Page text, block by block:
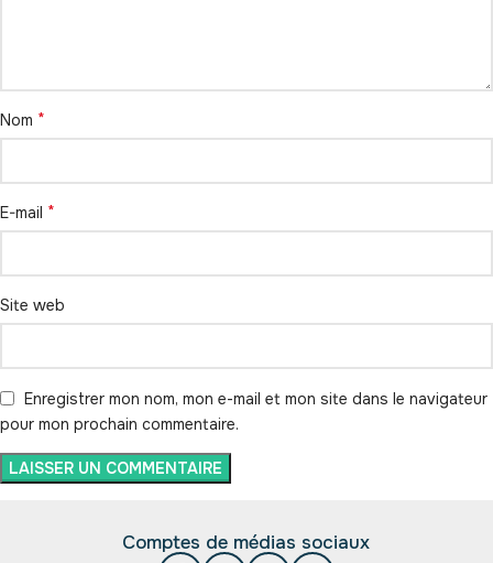
Nom *
E-mail *
Site web
Enregistrer mon nom, mon e-mail et mon site dans le navigateur
pour mon prochain commentaire.
Comptes de médias sociaux